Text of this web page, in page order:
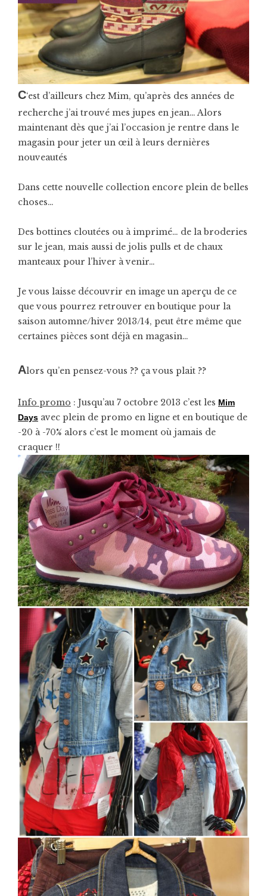
C‘est d’ailleurs chez Mim, qu’après des années de
recherche j’ai trouvé mes jupes en jean… Alors
maintenant dès que j’ai l’occasion je rentre dans le
magasin pour jeter un œil à leurs dernières
nouveautés
Dans cette nouvelle collection encore plein de belles
choses…
Des bottines cloutées ou à imprimé… de la broderies
sur le jean, mais aussi de jolis pulls et de chaux
manteaux pour l’hiver à venir…
Je vous laisse découvrir en image un aperçu de ce
que vous pourrez retrouver en boutique pour la
saison automne/hiver 2013/14, peut être même que
certaines pièces sont déjà en magasin…
Alors qu’en pensez-vous ?? ça vous plait ??
Info promo : Jusqu’au 7 octobre 2013 c’est les Mim
Days avec plein de promo en ligne et en boutique de
-20 à -70% alors c’est le moment où jamais de
craquer !!